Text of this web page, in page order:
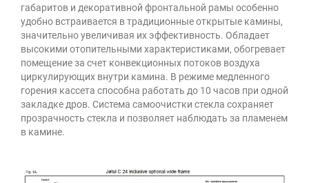
габаритов и декоративной фронтальной рамы особенно
удобно встраивается в традиционные открытые камины,
значительно увеличивая их эффективность. Обладает
высокими отопительными характеристиками, обогревает
помещение за счет конвекционных потоков воздуха
циркулирующих внутри камина. В режиме медленного
горения кассета способна работать до 10 часов при одной
закладке дров. Система самоочистки стекла сохраняет
прозрачность стекла и позволяет наблюдать за пламенем
в камине.